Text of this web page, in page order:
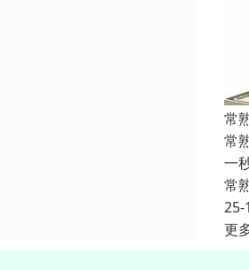
常
常
一
常
25-
更